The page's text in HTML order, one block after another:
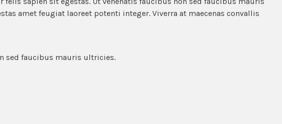
amet feugiat laoreet potenti integer. Viverra at maecenas convallis
sed faucibus mauris ultricies.